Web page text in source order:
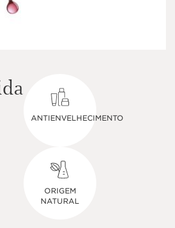
ANTIENVELHECIMENTO
ORIGEM
NATURAL